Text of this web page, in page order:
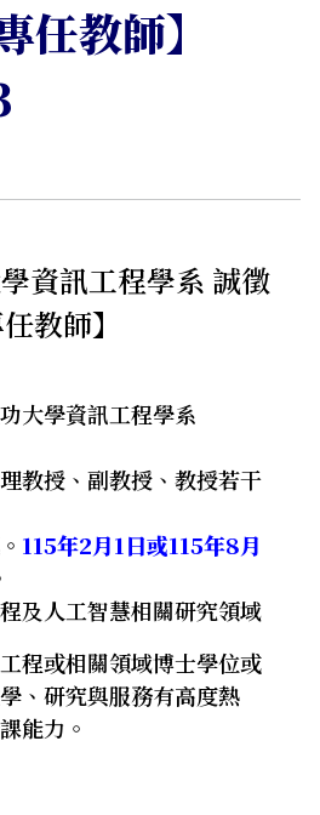
任教師】
學資訊工程學系 誠徵
教師】
大學資訊工程學系
教授、副教授、教授若干
115年2月1日或115年8月
及人工智慧相關研究領域
程或相關領域博士學位或
、研究與服務有高度熱
能力。